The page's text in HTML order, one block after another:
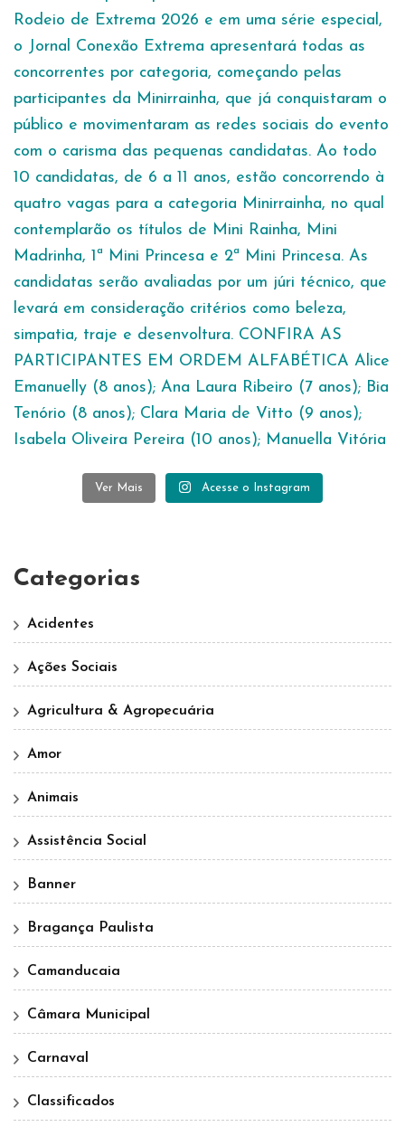
Ver Mais Acesse o Instagram
Categorias
Acidentes
Ações Sociais
Agricultura & Agropecuária
Amor
Animais
Assistência Social
Banner
Bragança Paulista
Camanducaia
Câmara Municipal
Carnaval
Classificados